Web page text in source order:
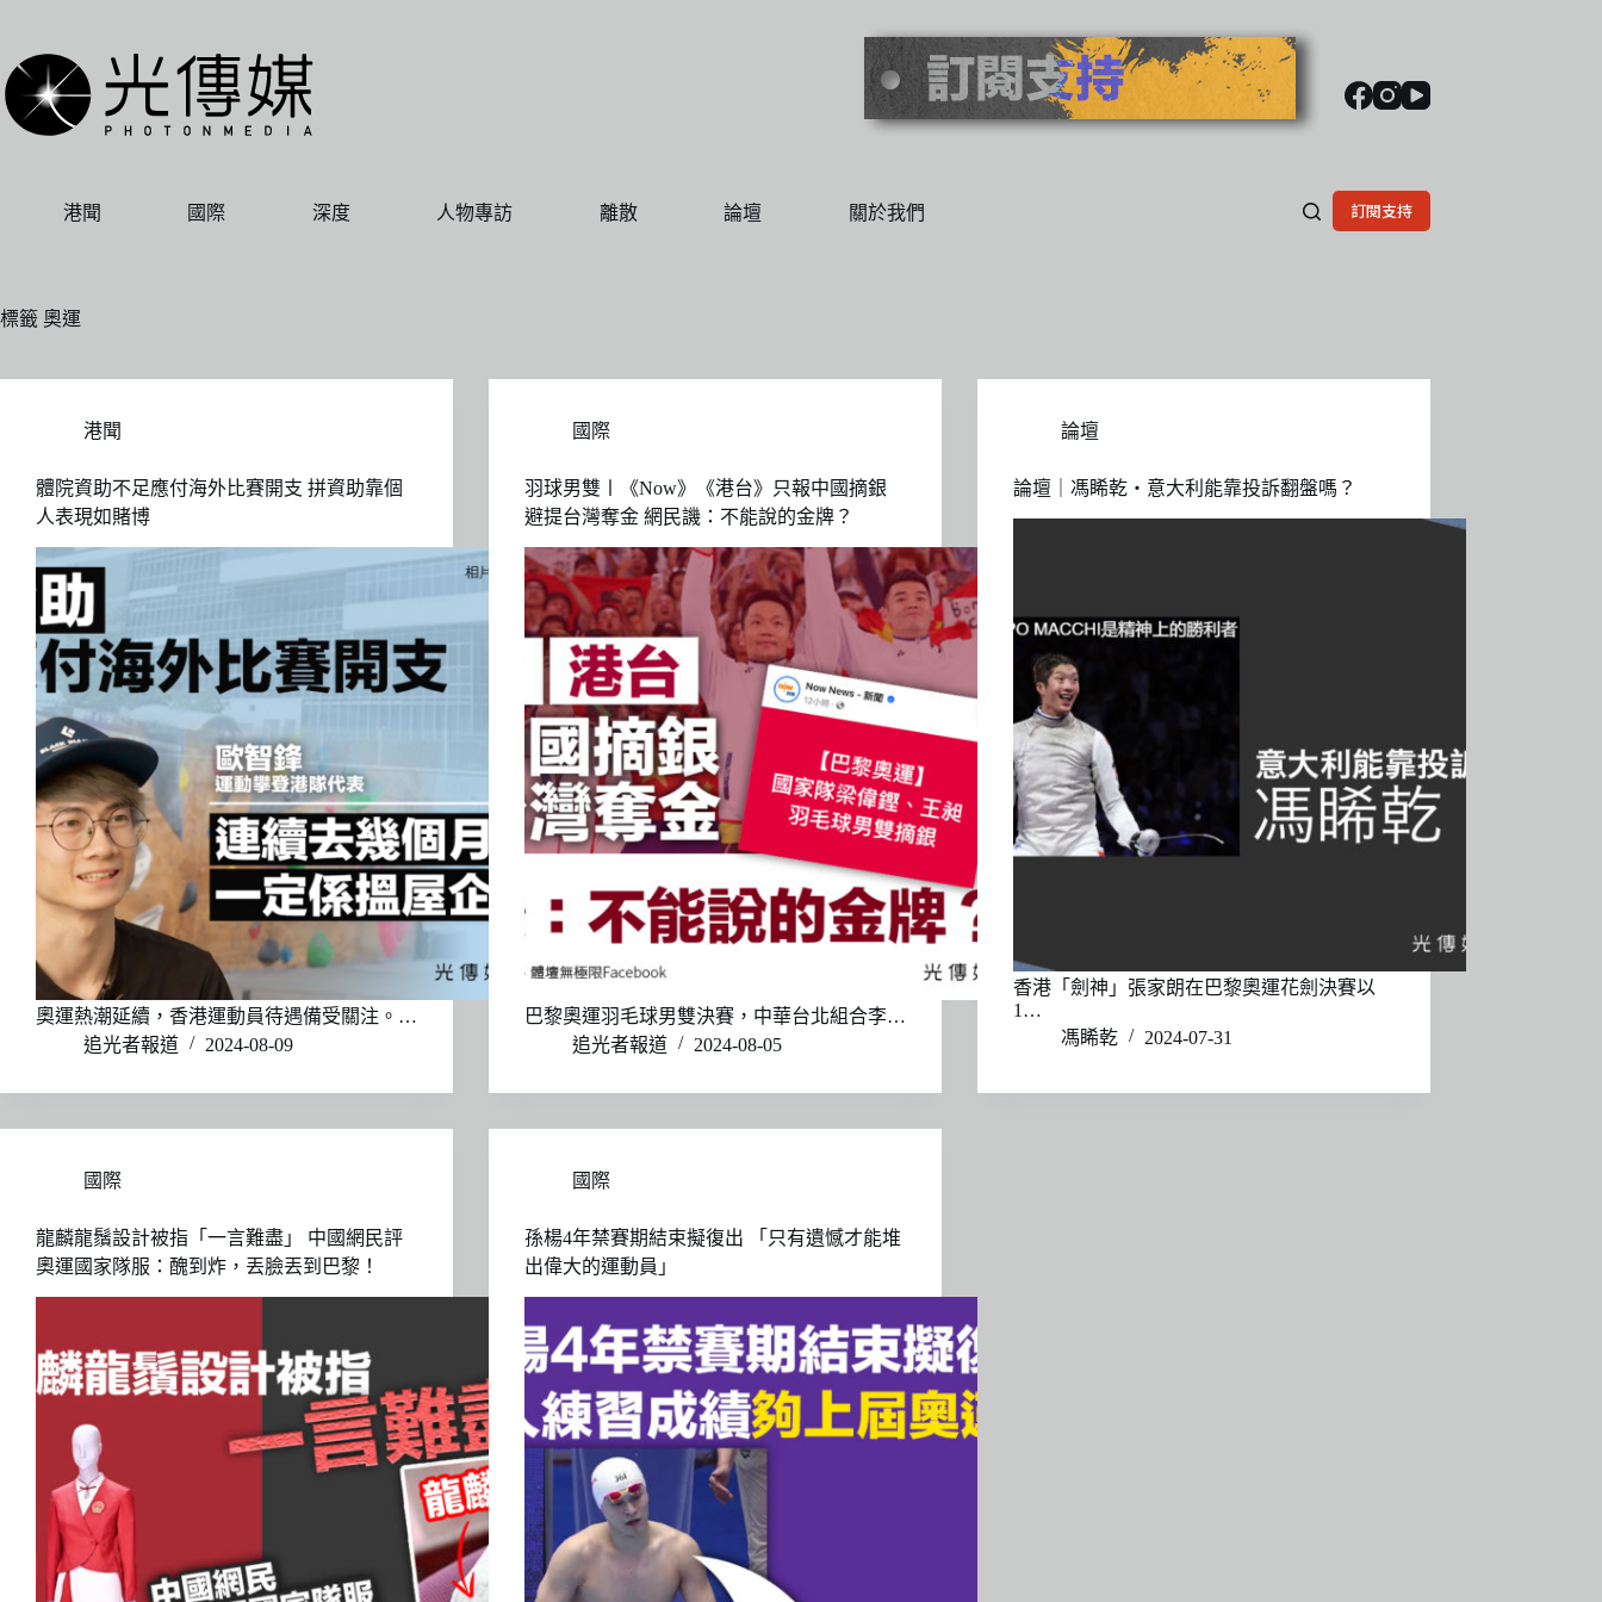
主
要
內
港聞 國際 深度 人物專訪 離散 論壇 關於我們 訂閱支持
標籤 奧運
港聞
體院資助不足應付海外比賽開支 拼資助靠個
人表現如賭博
奧運熱潮延續，香港運動員待遇備受關注。…
追光者報道
2024-08-09
國際
羽球男雙〡《Now》《港台》只報中國摘銀
避提台灣奪金 網民譏：不能說的金牌？
巴黎奧運羽毛球男雙決賽，中華台北組合李…
追光者報道
2024-08-05
論壇
論壇｜馮睎乾・意大利能靠投訴翻盤嗎？
香港「劍神」張家朗在巴黎奧運花劍決賽以
1…
馮睎乾
2024-07-31
國際
龍麟龍鬚設計被指「一言難盡」 中國網民評
奧運國家隊服：醜到炸，丟臉丟到巴黎！
國際
孫楊4年禁賽期結束擬復出 「只有遺憾才能堆
出偉大的運動員」